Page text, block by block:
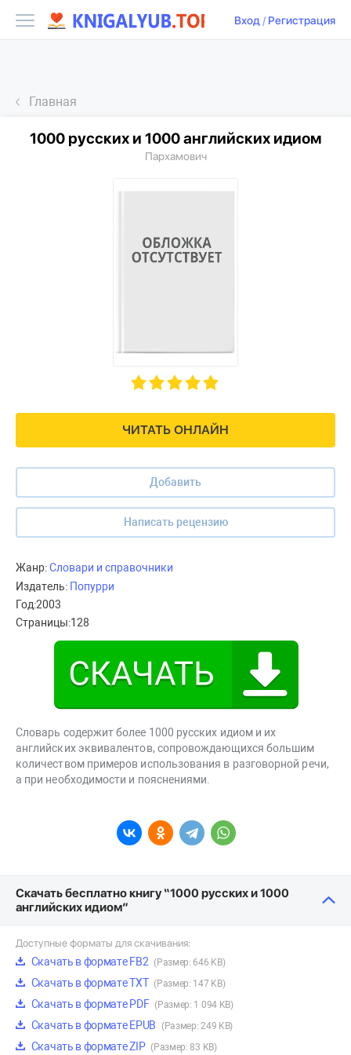
Вход/ Регистрация
Главная
ЧИТАТЬ ОНЛАЙН
Добавить
Написать рецензию
1000 русских и 1000 английских идиом
Пархамович
Жанр:Словари и справочники
Издатель: Попурри
Год:2003
Страницы:128
Словарь содержит более 1000 русских идиом и их
английских эквивалентов, сопровождающихся большим
количеством примеров использования в разговорной речи,
а при необходимости и пояснениями.
Скачать бесплатно книгу “1000 русских и 1000
английских идиом”
Доступные форматы для скачивания:
Скачать в формате FB2 (Размер: 646 KB)
Скачать в формате TXT (Размер: 147 KB)
Скачать в формате PDF (Размер: 1 094 KB)
Скачать в формате EPUB (Размер: 249 KB)
Скачать в формате ZIP (Размер: 83 KB)